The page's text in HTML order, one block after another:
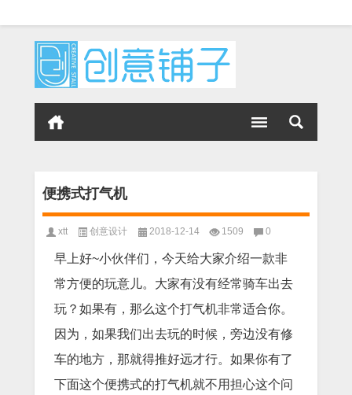
便携式打气机
xtt 创意设计 2018-12-14 1509 0
早上好~小伙伴们，今天给大家介绍一款非
常方便的玩意儿。大家有没有经常骑车出去
玩？如果有，那么这个打气机非常适合你。
因为，如果我们出去玩的时候，旁边没有修
车的地方，那就得推好远才行。如果你有了
下面这个便携式的打气机就不用担心这个问